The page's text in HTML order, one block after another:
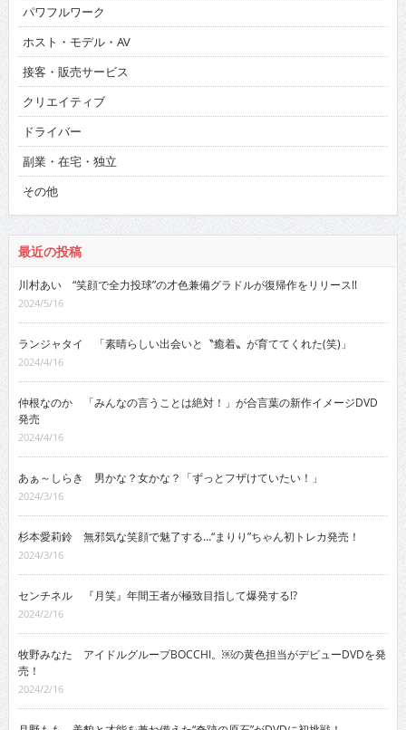
パワフルワーク
ホスト・モデル・AV
接客・販売サービス
クリエイティブ
ドライバー
副業・在宅・独立
その他
最近の投稿
川村あい “笑顔で全力投球”の才色兼備グラドルが復帰作をリリース!!
2024/5/16
ランジャタイ 「素晴らしい出会いと〝癒着〟が育ててくれた(笑)」
2024/4/16
仲根なのか 「みんなの言うことは絶対！」が合言葉の新作イメージDVD
発売
2024/4/16
あぁ～しらき 男かな？女かな？「ずっとフザけていたい！」
2024/3/16
杉本愛莉鈴 無邪気な笑顔で魅了する…“まりり”ちゃん初トレカ発売！
2024/3/16
センチネル 『月笑』年間王者が極致目指して爆発する!?
2024/2/16
牧野みなた アイドルグループBOCCHI。￼の黄色担当がデビューDVDを発
売！
2024/2/16